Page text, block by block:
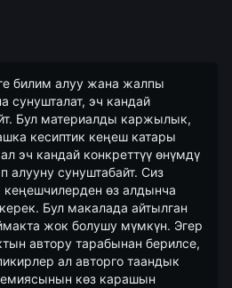
билим алуу жана жалпы
сунушталат, эч кандай
Бул материалды каржылык,
кесиптик кеңеш катары
эч кандай конкреттүү өнүмдү
алууну сунуштабайт. Сиз
кеңешчилерден өз алдынча
Бул макалада айтылган
жок болушу мүмкүн. Эгер
автору тарабынан берилсе,
ал авторго таандык
көз карашын